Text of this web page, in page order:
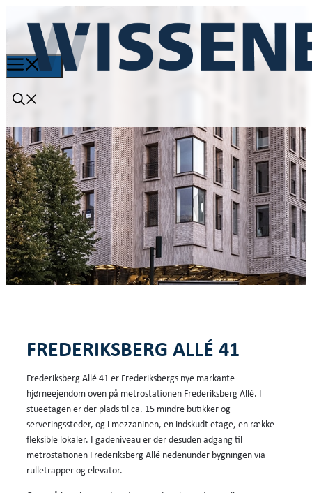
FREDERIKSBERG ALLÉ 41
Frederiksberg Allé 41 er Frederiksbergs nye markante
hjørneejendom oven på metrostationen Frederiksberg Allé. I
stueetagen er der plads til ca. 15 mindre butikker og
serveringssteder, og i mezzaninen, en indskudt etage, en række
fleksible lokaler. I gadeniveau er der desuden adgang til
metrostationen Frederiksberg Allé nedenunder bygningen via
rulletrapper og elevator.